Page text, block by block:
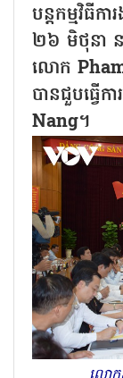
បន្តកម្មវិធីក
២៦ មិថុនា ន
លោក
បានជួបធ្វើក
Nang។